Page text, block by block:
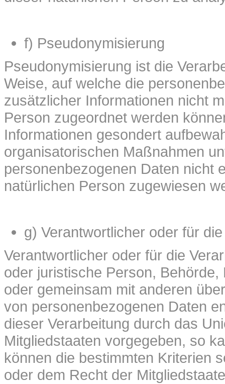
f) Pseudonymisierung
Pseudonymisierung ist die
Weise, auf welche die
zusätzlicher Informationen nicht
Person zugeordnet werden
Informationen gesondert
organisatorischen Maßnahmen
personenbezogenen Daten nicht
natürlichen Person zugewiesen
g) Verantwortlicher oder für
Verantwortlicher oder für die
oder juristische Person,
oder gemeinsam mit anderen
von personenbezogenen Daten
dieser Verarbeitung durch das
Mitgliedstaaten vorgegeben, so
können die bestimmten Kriterien
oder dem Recht der